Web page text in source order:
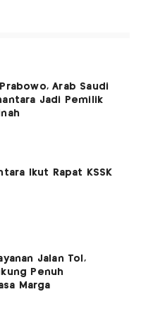
Arab Saudi
Jadi Pemilik
Ikut Rapat KSSK
Jalan Tol,
Penuh
Marga